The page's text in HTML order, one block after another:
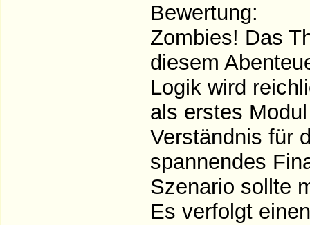
Bewertung:
Zombies! Das
diesem
Logik wird
als erstes
Verständnis für
spannendes
Szenario sollte
Es verfolgt